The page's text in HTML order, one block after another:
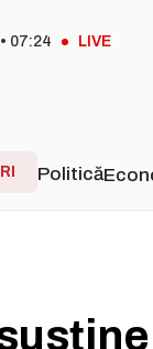
07 24 LIVE
Politică